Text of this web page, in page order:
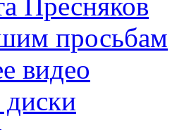
просьбам
видео